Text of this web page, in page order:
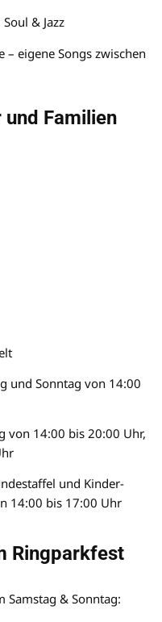
& Jazz
– eigene Songs zwischen
Familien
und Sonntag von 14:00
von 14:00 bis 20:00 Uhr,
und Kinder-
14:00 bis 17:00 Uhr
Ringparkfest
Samstag & Sonntag: